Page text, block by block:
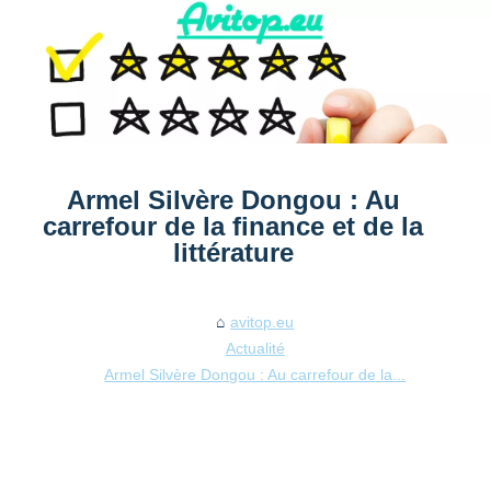
Armel Silvère Dongou : Au
carrefour de la finance et de la
littérature
avitop.eu
Actualité
Armel Silvère Dongou : Au carrefour de la...